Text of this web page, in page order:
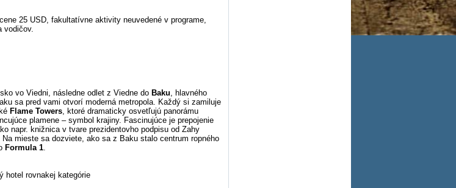
25 USD, fakultatívne aktivity neuvedené v programe,
vodičov.
vo Viedni, následne odlet z Viedne do Baku, hlavného
sa pred vami otvorí moderná metropola. Každý si zamiluje
Flame Towers, ktoré dramaticky osvetľujú panorámu
plamene – symbol krajiny. Fascinujúce je prepojenie
napr. knižnica v tvare prezidentovho podpisu od Zahy
mieste sa dozviete, ako sa z Baku stalo centrum ropného
Formula 1.
hotel rovnakej kategórie